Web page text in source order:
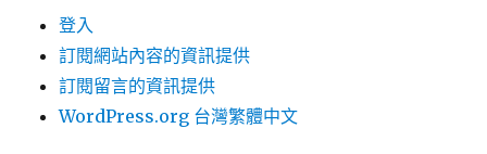
登入
訂閱網站內容的資訊提供
訂閱留言的資訊提供
WordPress.org 台灣繁體中文